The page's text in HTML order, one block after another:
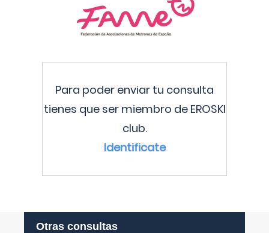
Para poder enviar tu consulta
tienes que ser miembro de EROSKI
club.
Identificate
Otras consultas